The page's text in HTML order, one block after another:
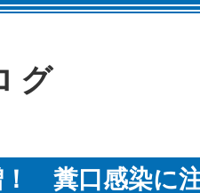
グ
！ 糞口感染に